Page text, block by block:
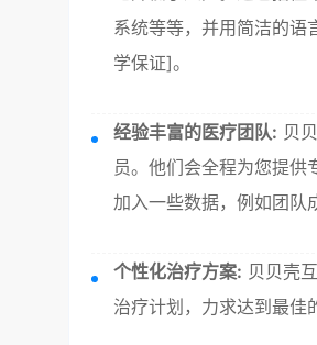
系统等等，并用简洁的语
学保证]。
经验丰富的医疗团队: 贝
员。他们会全程为您提
加入一些数据，例如团队
个性化治疗方案: 贝贝壳
治疗计划，力求达到最佳